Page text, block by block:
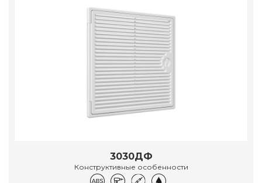
3030ДФ
Конструктивные особенности